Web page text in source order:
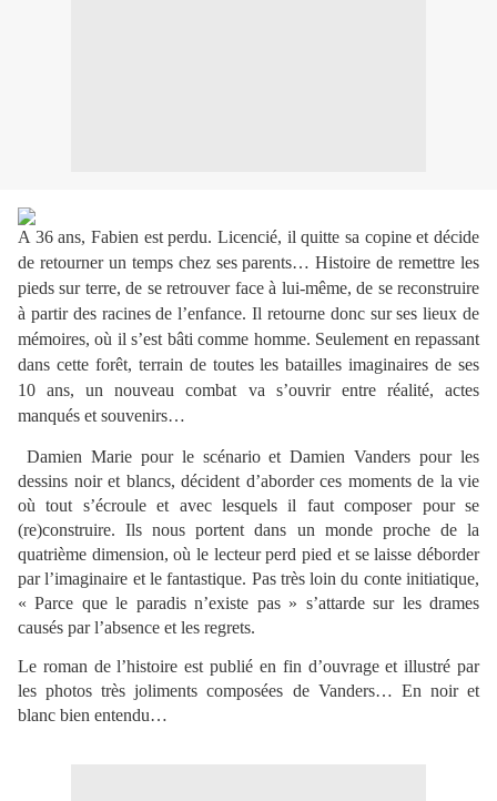
A 36 ans, Fabien est perdu. Licencié, il quitte sa copine et décide
de retourner un temps chez ses parents… Histoire de remettre les
pieds sur terre, de se retrouver face à lui-même, de se reconstruire
à partir des racines de l’enfance. Il retourne donc sur ses lieux de
mémoires, où il s’est bâti comme homme. Seulement en repassant
dans cette forêt, terrain de toutes les batailles imaginaires de ses
10 ans, un nouveau combat va s’ouvrir entre réalité, actes
manqués et souvenirs…
Damien Marie pour le scénario et Damien Vanders pour les
dessins noir et blancs, décident d’aborder ces moments de la vie
où tout s’écroule et avec lesquels il faut composer pour se
(re)construire. Ils nous portent dans un monde proche de la
quatrième dimension, où le lecteur perd pied et se laisse déborder
par l’imaginaire et le fantastique. Pas très loin du conte initiatique,
« Parce que le paradis n’existe pas » s’attarde sur les drames
causés par l’absence et les regrets.
Le roman de l’histoire est publié en fin d’ouvrage et illustré par
les photos très joliments composées de Vanders… En noir et
blanc bien entendu…